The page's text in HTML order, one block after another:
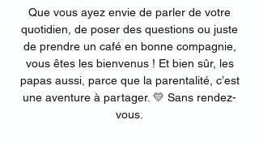
Que vous ayez envie de parler de votre
quotidien, de poser des questions ou juste
de prendre un café en bonne compagnie,
vous êtes les bienvenus ! Et bien sûr, les
papas aussi, parce que la parentalité, c’est
une aventure à partager. 💛 Sans rendez-
vous.